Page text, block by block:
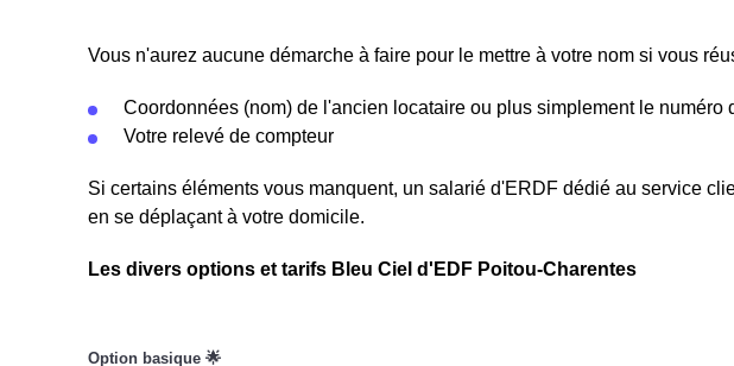
Vous n'aurez aucune démarche à faire pour le mettre à votre nom si vous
Coordonnées (nom) de l'ancien locataire ou plus simplement le numéro
Votre relevé de compteur
Si certains éléments vous manquent, un salarié d'ERDF dédié au service
en se déplaçant à votre domicile.
Les divers options et tarifs Bleu Ciel d'EDF Poitou-Charentes